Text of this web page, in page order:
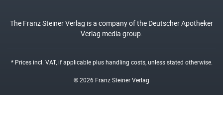
The Franz Steiner Verlag is a company of the Deutscher Apotheker
Verlag media group.
* Prices incl. VAT, if applicable plushandling costs, unless stated otherwise.
© 2026 Franz Steiner Verlag